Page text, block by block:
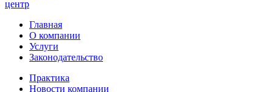
центр
Главная
О компании
Услуги
Законодательство
Практика
Новости компании